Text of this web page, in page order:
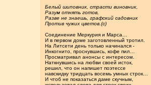
Белый шиповник, страсти виновник,
Разум отнять готов,
Разве не знаешь, графский садовник
Против чужих цветов.(с)
Соединение Меркурия и Марса…
И в первом доме заготовленный тротил.
На Литсети день только начинался -
Инкогнито, проснувшись, кофе пил…
Просматривал анонсы с интересом.
Наткнувшись на любви своей исток,
решил, что он напишет поэтессе
навскидку тридцать восемь умных строк…
И чтоб не показаться даме скучным,